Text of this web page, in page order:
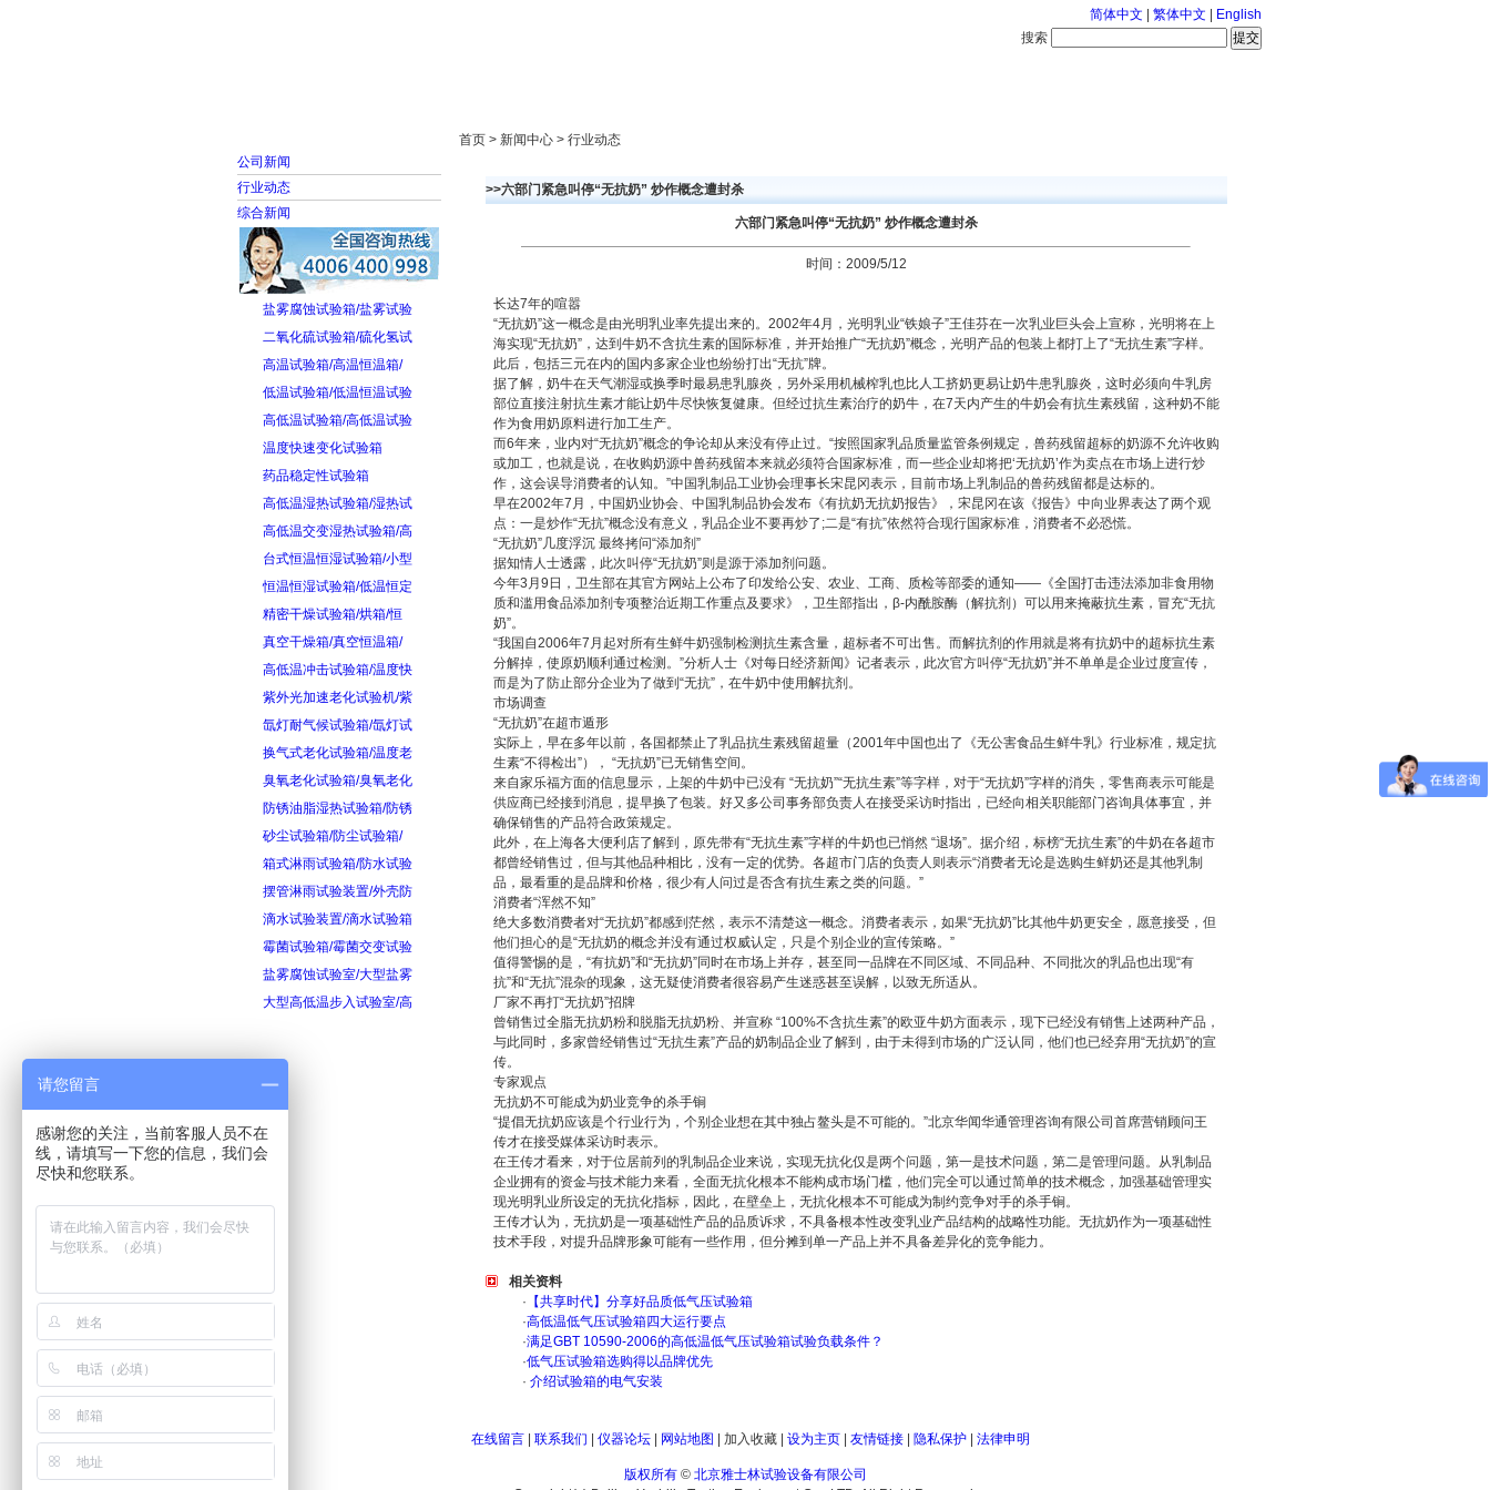
简体中文 繁体中文
English
搜索
公司新闻
行业动态
综合新闻
盐雾腐蚀试验箱/盐雾试验
二氧化硫试验箱/硫化氢试
高温试验箱/高温恒温箱/
低温试验箱/低温恒温试验
高低温试验箱/高低温试验
温度快速变化试验箱
药品稳定性试验箱
高低温湿热试验箱/湿热试
高低温交变湿热试验箱/高
台式恒温恒湿试验箱/小型
恒温恒湿试验箱/低温恒定
精密干燥试验箱/烘箱/恒
真空干燥箱/真空恒温箱/
高低温冲击试验箱/温度快
紫外光加速老化试验机/紫
氙灯耐气候试验箱/氙灯试
换气式老化试验箱/温度老
臭氧老化试验箱/臭氧老化
防锈油脂湿热试验箱/防锈
砂尘试验箱/防尘试验箱/
箱式淋雨试验箱/防水试验
摆管淋雨试验装置/外壳防
滴水试验装置/滴水试验箱
霉菌试验箱/霉菌交变试验
盐雾腐蚀试验室/大型盐雾
大型高低温步入试验室/高
首页 > 新闻中心 > 行业动态
>>六部门紧急叫停“无抗奶” 炒作概念遭封杀
六部门紧急叫停“无抗奶” 炒作概念遭封杀
时间：2009/5/12
长达7年的喧嚣
“无抗奶”这一概念是由光明乳业率先提出来的。2002年4月，光明乳业“铁娘子”王佳芬在一次乳业巨头会上宣称，光明将在上
海实现“无抗奶”，达到牛奶不含抗生素的国际标准，并开始推广“无抗奶”概念，光明产品的包装上都打上了“无抗生素”字样。
此后，包括三元在内的国内多家企业也纷纷打出“无抗”牌。
据了解，奶牛在天气潮湿或换季时最易患乳腺炎，另外采用机械榨乳也比人工挤奶更易让奶牛患乳腺炎，这时必须向牛乳房
部位直接注射抗生素才能让奶牛尽快恢复健康。但经过抗生素治疗的奶牛，在7天内产生的牛奶会有抗生素残留，这种奶不能
作为食用奶原料进行加工生产。
而6年来，业内对“无抗奶”概念的争论却从来没有停止过。“按照国家乳品质量监管条例规定，兽药残留超标的奶源不允许收购
或加工，也就是说，在收购奶源中兽药残留本来就必须符合国家标准，而一些企业却将把‘无抗奶’作为卖点在市场上进行炒
作，这会误导消费者的认知。”中国乳制品工业协会理事长宋昆冈表示，目前市场上乳制品的兽药残留都是达标的。
早在2002年7月，中国奶业协会、中国乳制品协会发布《有抗奶无抗奶报告》，宋昆冈在该《报告》中向业界表达了两个观
点：一是炒作“无抗”概念没有意义，乳品企业不要再炒了;二是“有抗”依然符合现行国家标准，消费者不必恐慌。
“无抗奶”几度浮沉 最终拷问“添加剂”
据知情人士透露，此次叫停“无抗奶”则是源于添加剂问题。
今年3月9日，卫生部在其官方网站上公布了印发给公安、农业、工商、质检等部委的通知——《全国打击违法添加非食用物
质和滥用食品添加剂专项整治近期工作重点及要求》，卫生部指出，β-内酰胺酶（解抗剂）可以用来掩蔽抗生素，冒充“无抗
奶”。
“我国自2006年7月起对所有生鲜牛奶强制检测抗生素含量，超标者不可出售。而解抗剂的作用就是将有抗奶中的超标抗生素
分解掉，使原奶顺利通过检测。”分析人士《对每日经济新闻》记者表示，此次官方叫停“无抗奶”并不单单是企业过度宣传，
而是为了防止部分企业为了做到“无抗”，在牛奶中使用解抗剂。
市场调查
“无抗奶”在超市遁形
实际上，早在多年以前，各国都禁止了乳品抗生素残留超量（2001年中国也出了《无公害食品生鲜牛乳》行业标准，规定抗
生素“不得检出”）， “无抗奶”已无销售空间。
来自家乐福方面的信息显示，上架的牛奶中已没有 “无抗奶”“无抗生素”等字样，对于“无抗奶”字样的消失，零售商表示可能是
供应商已经接到消息，提早换了包装。好又多公司事务部负责人在接受采访时指出，已经向相关职能部门咨询具体事宜，并
确保销售的产品符合政策规定。
此外，在上海各大便利店了解到，原先带有“无抗生素”字样的牛奶也已悄然 “退场”。据介绍，标榜“无抗生素”的牛奶在各超市
都曾经销售过，但与其他品种相比，没有一定的优势。各超市门店的负责人则表示“消费者无论是选购生鲜奶还是其他乳制
品，最看重的是品牌和价格，很少有人问过是否含有抗生素之类的问题。”
消费者“浑然不知”
绝大多数消费者对“无抗奶”都感到茫然，表示不清楚这一概念。消费者表示，如果“无抗奶”比其他牛奶更安全，愿意接受，但
他们担心的是“无抗奶的概念并没有通过权威认定，只是个别企业的宣传策略。”
值得警惕的是，“有抗奶”和“无抗奶”同时在市场上并存，甚至同一品牌在不同区域、不同品种、不同批次的乳品也出现“有
抗”和“无抗”混杂的现象，这无疑使消费者很容易产生迷惑甚至误解，以致无所适从。
厂家不再打“无抗奶”招牌
曾销售过全脂无抗奶粉和脱脂无抗奶粉、并宣称 “100%不含抗生素”的欧亚牛奶方面表示，现下已经没有销售上述两种产品，
与此同时，多家曾经销售过“无抗生素”产品的奶制品企业了解到，由于未得到市场的广泛认同，他们也已经弃用“无抗奶”的宣
传。
专家观点
无抗奶不可能成为奶业竞争的杀手锏
“提倡无抗奶应该是个行业行为，个别企业想在其中独占鳌头是不可能的。”北京华闻华通管理咨询有限公司首席营销顾问王
传才在接受媒体采访时表示。
在王传才看来，对于位居前列的乳制品企业来说，实现无抗化仅是两个问题，第一是技术问题，第二是管理问题。从乳制品
企业拥有的资金与技术能力来看，全面无抗化根本不能构成市场门槛，他们完全可以通过简单的技术概念，加强基础管理实
现光明乳业所设定的无抗化指标，因此，在壁垒上，无抗化根本不可能成为制约竞争对手的杀手锏。
王传才认为，无抗奶是一项基础性产品的品质诉求，不具备根本性改变乳业产品结构的战略性功能。无抗奶作为一项基础性
技术手段，对提升品牌形象可能有一些作用，但分摊到单一产品上并不具备差异化的竞争能力。
相关资料
· 【共享时代】分享好品质低气压试验箱
·高低温低气压试验箱四大运行要点
·满足GBT 10590-2006的高低温低气压试验箱试验负载条件？
·低气压试验箱选购得以品牌优先
· 介绍试验箱的电气安装
在线留言| 联系我们 仪器论坛| 网站地图 加入收藏| 设为主页| 友情链接| 隐私保护| 法律申明
版权所有© 北京雅士林试验设备有限公司
请您留言
感谢您的关注，当前客服人员不在
线，请填写一下您的信息，我们会
尽快和您联系。